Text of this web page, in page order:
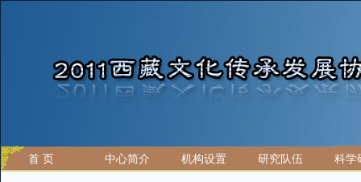
首 页 中心简介 机构设置 研究队伍 科学